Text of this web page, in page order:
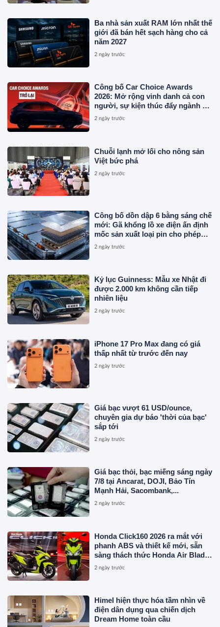
Ba nhà sản xuất RAM lớn nhất thế
giới đã bán hết sạch hàng cho cả
năm 2027
2 ngày trước
Công bố Car Choice Awards
2026: Mở rộng vinh danh cả con
người, sự kiện thúc đẩy ngành xe
Việt Nam
2 ngày trước
Chuỗi lạnh mở lối cho nông sản
Việt bức phá
2 ngày trước
Công bố dồn dập 6 bằng sáng chế
mới: Gã khổng lồ xe điện ấn định
mốc sản xuất loại pin cho phép
sạc 1 lần đi từ Hà Nội đến TP.HCM
2 ngày trước
Kỷ lục Guinness: Mẫu xe Nhật đi
được 2.000 km không cần tiếp
nhiên liệu
2 ngày trước
iPhone 17 Pro Max đang có giá
thấp nhất từ trước đến nay
2 ngày trước
Giá bạc vượt 61 USD/ounce,
chuyên gia dự báo 'thời của bạc'
sắp tới
2 ngày trước
Giá bạc thỏi, bạc miếng sáng ngày
7/8 tại Ancarat, DOJI, Bảo Tín
Mạnh Hải, Sacombank,...
2 ngày trước
Honda Click160 2026 ra mắt với
phanh ABS và thiết kế mới, sẵn
sàng thách thức Honda Air Blade
và Yamaha NVX
2 ngày trước
Himel hiện thực hóa tầm nhìn về
điện dân dụng qua chiến dịch
Dream Home toàn cầu